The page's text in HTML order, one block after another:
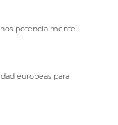
potencialmente
europeas para